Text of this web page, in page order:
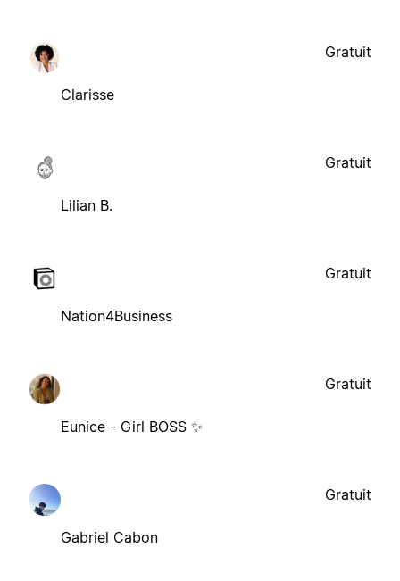
Clarisse
Gratuit
Lilian B.
Gratuit
Nation4Business
Gratuit
Eunice - Girl BOSS ✨
Gratuit
Gabriel Cabon
Gratuit